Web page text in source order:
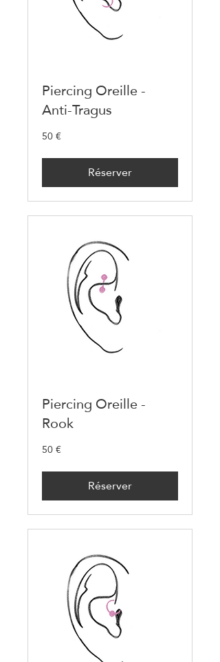
Piercing Oreille -
Anti-Tragus
50
euros
50 €
Réserver
Piercing Oreille -
Rook
50
euros
50 €
Réserver